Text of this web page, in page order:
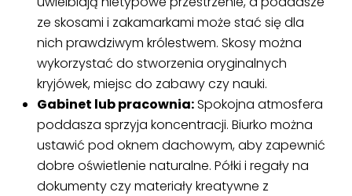
ze skosami i zakamarkami może stać się dla
nich prawdziwym królestwem. Skosy można
wykorzystać do stworzenia oryginalnych
kryjówek, miejsc do zabawy czy nauki.
Gabinet lub pracownia:Spokojna atmosfera
poddasza sprzyja koncentracji. Biurko można
ustawić pod oknem dachowym, aby zapewnić
dobre oświetlenie naturalne. Półki i regały na
dokumenty czy materiały kreatywne z